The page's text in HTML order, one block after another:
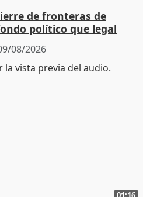
de fronteras de
político que legal
08/2026